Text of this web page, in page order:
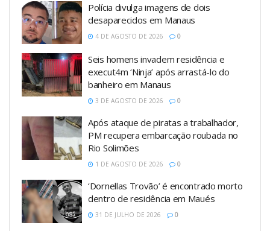
Polícia divulga imagens de dois
desaparecidos em Manaus
4 DE AGOSTO DE 2026 0
Seis homens invadem residência e
execut4m ‘Ninja’ após arrastá-lo do
banheiro em Manaus
3 DE AGOSTO DE 2026 0
Após ataque de piratas a trabalhador,
PM recupera embarcação roubada no
Rio Solimões
1 DE AGOSTO DE 2026 0
‘Dornellas Trovão’ é encontrado morto
dentro de residência em Maués
31 DE JULHO DE 2026 0